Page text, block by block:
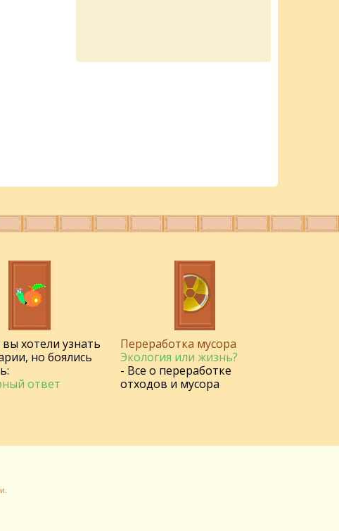
вы хотели узнать
но боялись
ответ
Переработка мусора
Экология или жизнь?
- Все о переработке
отходов и мусора
.